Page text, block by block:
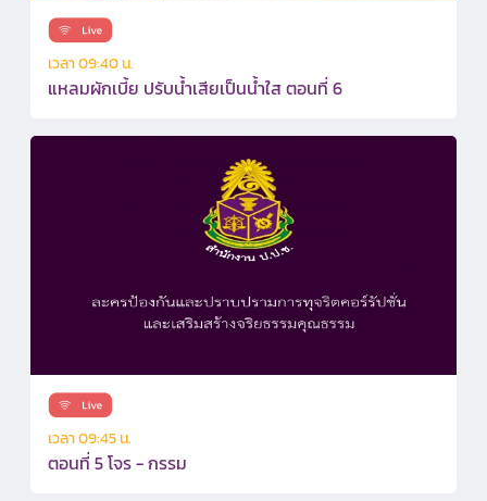
เวลา 09:40 น.
แหลมผักเบี้ย ปรับน้ำเสียเป็นน้ำใส ตอนที่ 6
เวลา 09:45 น.
ตอนที่ 5 โจร - กรรม